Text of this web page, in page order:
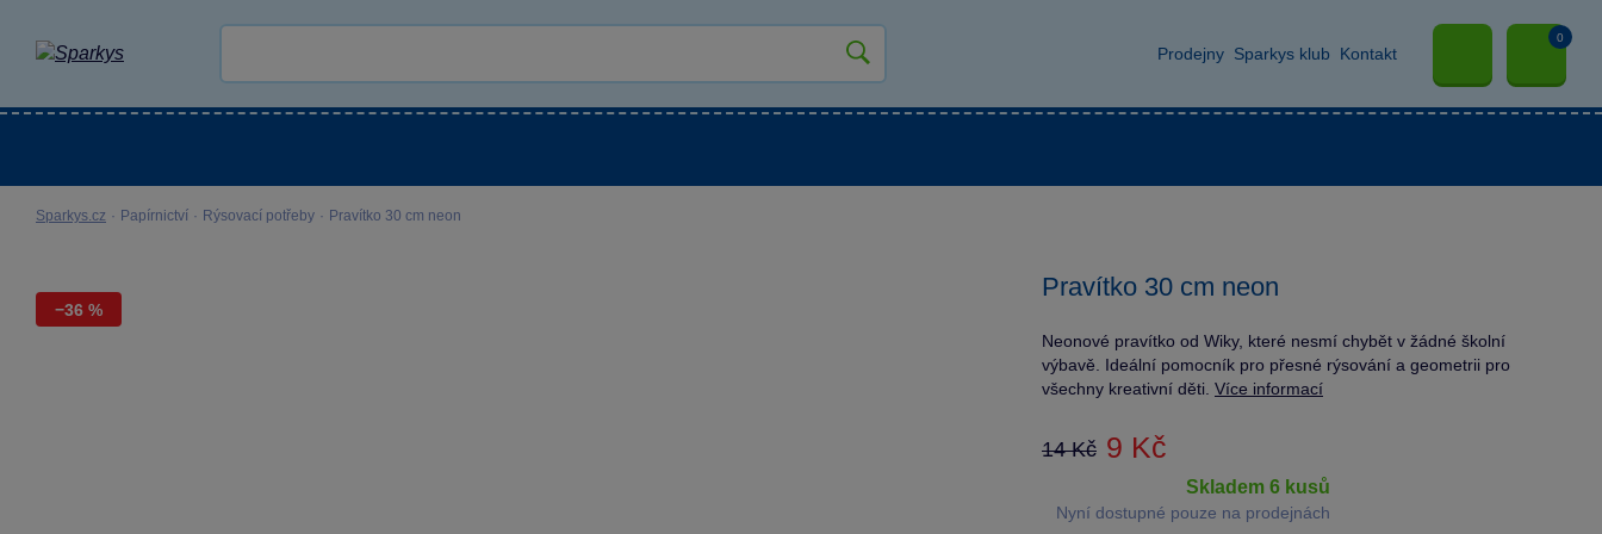
Prodejny Sparkys klub Kontakt
0
Sparkys.cz · Papírnictví · Rýsovací potřeby · Pravítko 30 cm neon
−36 %
Pravítko 30 cm neon
Neonové pravítko od Wiky, které nesmí chybět v žádné školní
výbavě. Ideální pomocník pro přesné rýsování a geometrii pro
všechny kreativní děti. Více informací
14 Kč 9 Kč
skladem 6 kusů
Nyní dostupné pouze na prodejnách